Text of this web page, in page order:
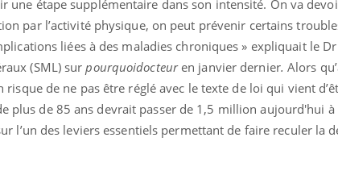
une étape supplémentaire dans son intensité. On va
par l’activité physique, on peut prévenir certains
liées à des maladies chroniques » expliquait le Dr
(SML) surpourquoidocteuren janvier dernier.Alors
de ne pas être réglé avec le texte de loi qui vient
plus de 85 ans devrait passer de 1,5 million aujourd'hui
l’un des leviers essentiels permettant de faire reculer la